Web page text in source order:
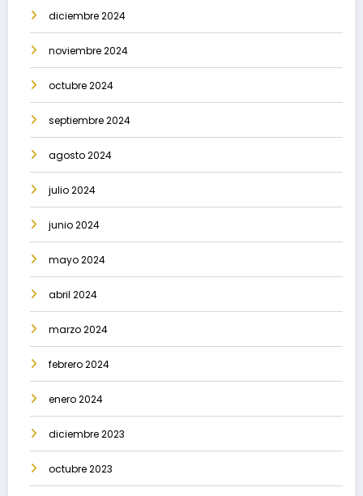
diciembre 2024
noviembre 2024
octubre 2024
septiembre 2024
agosto 2024
julio 2024
junio 2024
mayo 2024
abril 2024
marzo 2024
febrero 2024
enero 2024
diciembre 2023
octubre 2023